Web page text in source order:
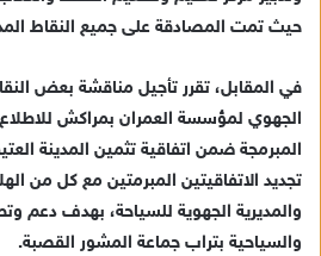
حيث تمت المصادقة على جميع النقاط
في المقابل، تقرر تأجيل مناقشة بعض
الجهوي لمؤسسة العمران بمراكش
المبرمجة ضمن اتفاقية تثمين المدينة
تجديد الاتفاقيتين المبرمتين مع كل من
والمديرية الجهوية للسياحة، بهدف دعم
والسياحية بتراب جماعة المشور القصبة.